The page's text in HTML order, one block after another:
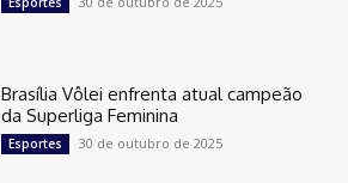
Brasília Vôlei enfrenta atual campeão
da Superliga Feminina
Esportes 30 de outubro de 2025